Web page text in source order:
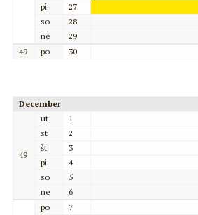
pi
27
so
28
ne
29
49
po 30
December
49
ut
1
st
2
št
3
pi
4
so
5
ne
6
po
7